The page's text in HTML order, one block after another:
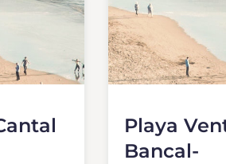
Playa
Bancal-